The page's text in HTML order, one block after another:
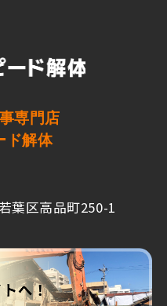
専門店
ド解体
葉区高品町250-1